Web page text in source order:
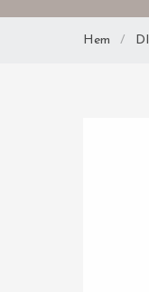
Hem /